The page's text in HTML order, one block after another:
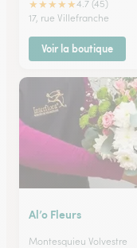
★★★★★4.7 (45)
17, rue Villefranche
Voir la boutique
Al’o Fleurs
Montesquieu Volvestre